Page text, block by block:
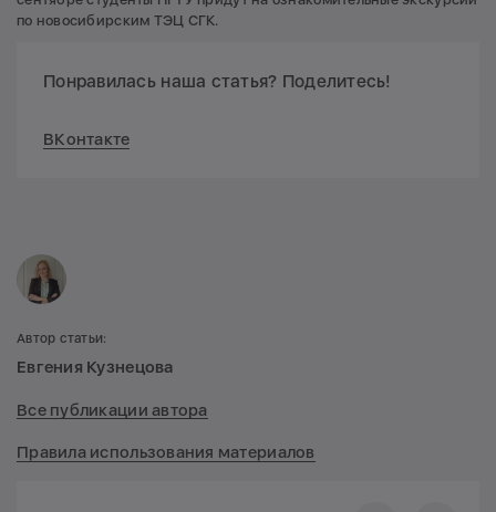
по новосибирским ТЭЦ СГК.
Понравилась наша статья? Поделитесь!
ВКонтакте
Автор статьи:
Евгения Кузнецова
Все публикации автора
Правила использования материалов